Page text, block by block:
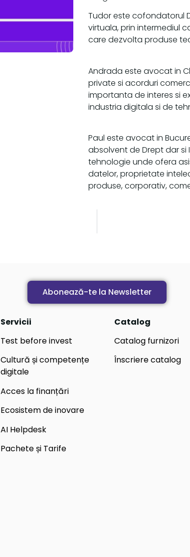
Tudor este cofondatorul
virtuala, prin intermediul
care dezvolta produse
Andrada este avocat in
private si acorduri
importanta de interes si
industria digitala si de
Paul este avocat in
absolvent de Drept dar si
tehnologie unde ofera
datelor, proprietate
produse, corporativ,
Abonează-te la Newsletter
Servicii
Test before invest
Cultură și competențe
digitale
Acces la finanțări
Ecosistem de inovare
AI Helpdesk
Pachete și Tarife
Catalog
Catalog furnizori
Înscriere catalog